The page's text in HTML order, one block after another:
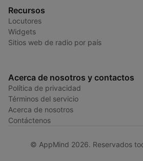
Recursos
Locutores
Widgets
Sitios web de radio por país
Acerca de nosotros y contactos
Política de privacidad
Términos del servicio
Acerca de nosotros
Contáctenos
© AppMind 2026. Reservados